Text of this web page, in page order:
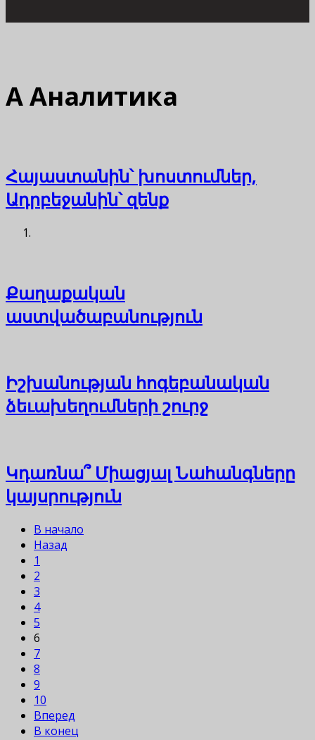
ААналитика
Հայաստանին՝ խոստումներ,
Ադրբեջանին՝ զենք
Քաղաքական
աստվածաբանություն
Իշխանության հոգեբանական
ձեւախեղումների շուրջ
Կդառնա՞ Միացյալ Նահանգները
կայսրություն
В начало
Назад
1
2
3
4
5
6
7
8
9
10
Вперед
В конец